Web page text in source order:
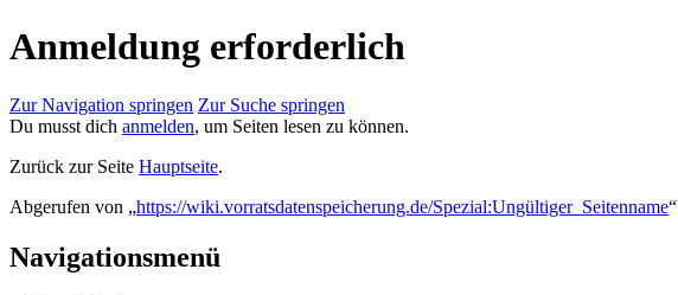
Anmeldung erforderlich
Zur Navigation springen Zur Suche springen
Du musst dich anmelden, um Seiten lesen zu können.
Zurück zur Seite Hauptseite.
Abgerufen von „https://wiki.vorratsdatenspeicherung.de/Spezial:Ungültiger_Seitenname“
Navigationsmenü